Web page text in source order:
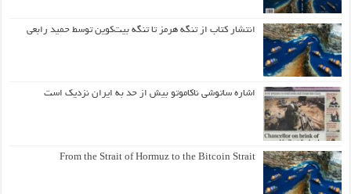
انتشار کتاب از تنگه هرمز تا تنگه بیت‌کوین توسط حمید رابعی
اشاره ساتوشی ناکاموتو بیش از حد به ایران نزدیک است
From the Strait of Hormuz to the Bitcoin Strait